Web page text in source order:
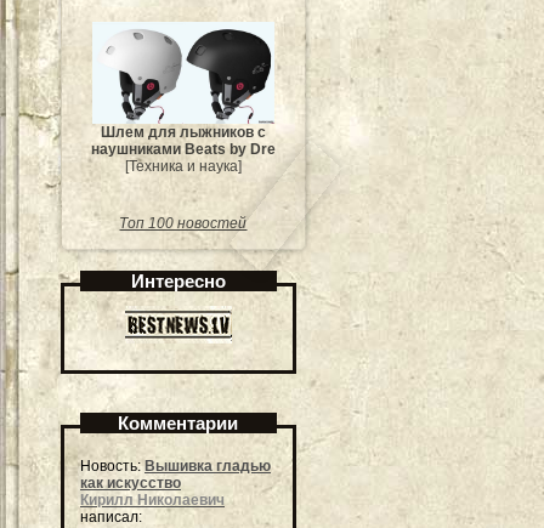
Шлем для лыжников с
наушниками Beats by Dre
[Техника и наука]
Топ 100 новостей
Интересно
Комментарии
Новость: Вышивка гладью
как искусство
Кирилл Николаевич
написал: